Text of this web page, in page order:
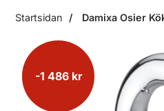
Startsidan Damixa Osier
-1 486 kr